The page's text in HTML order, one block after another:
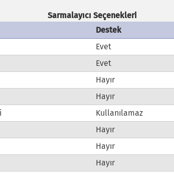
Sarmalayıcı Seçenekleri
Destek
Evet
Evet
Hayır
Hayır
Kullanılamaz
Hayır
Hayır
Hayır